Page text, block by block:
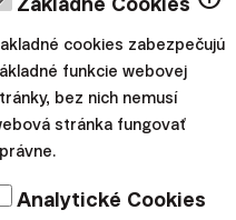
na rok 2025 naplánoval
viacero noviniek
s budúcimi
svoje aktivity. V
cookies zabezpečujú
funkcie webovej
bez nich nemusí
stránka fungovať
Analytické Cookies